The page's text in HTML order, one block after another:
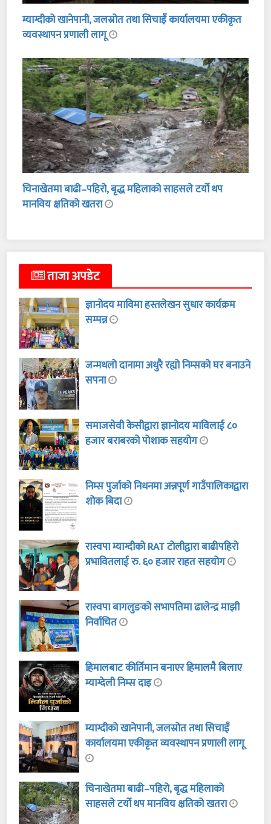
म्याग्दीको खानेपानी, जलस्रोत तथा सिचाइँ कार्यालयमा एकीकृत
व्यवस्थापन प्रणाली लागू
चिनाखेतमा बाढी–पहिरो, बृद्ध महिलाको साहसले टर्यो थप
मानविय क्षतिको खतरा
ताजा अपडेट
ज्ञानोदय माविमा हस्तलेखन सुधार कार्यक्रम
सम्पन्न
जन्मथलो दानामा अधुरै रह्यो निम्सको घर बनाउने
सपना
समाजसेवी केसीद्वारा ज्ञानोदय माविलाई ८०
हजार बराबरको पोशाक सहयोग
निम्स पुर्जाको निधनमा अन्नपूर्ण गाउँपालिकाद्वारा
शोक बिदा
रास्वपा म्याग्दीको RAT टोलीद्वारा बाढीपहिरो
प्रभावितलाई रु. ६० हजार राहत सहयोग
रास्वपा बागलुङको सभापतिमा ढालेन्द्र माझी
निर्वाचित
हिमालबाट कीर्तिमान बनाएर हिमालमै बिलाए
म्याग्देली निम्स दाइ
म्याग्दीको खानेपानी, जलस्रोत तथा सिचाइँ
कार्यालयमा एकीकृत व्यवस्थापन प्रणाली लागू
चिनाखेतमा बाढी–पहिरो, बृद्ध महिलाको
साहसले टर्यो थप मानविय क्षतिको खतरा